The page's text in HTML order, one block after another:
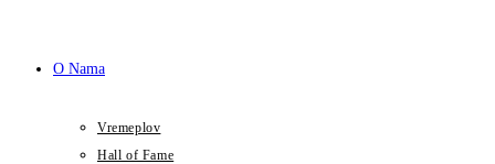
O Nama
Vremeplov
Hall of Fame